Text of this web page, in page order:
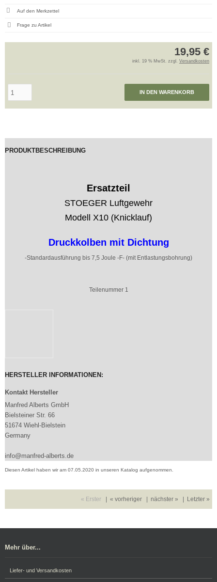
19,95 €
inkl. 19 % MwSt. zzgl. Versandkosten
IN DEN WARENKORB
Frage zu Artikel
PRODUKTBESCHREIBUNG
Ersatzteil
STOEGER Luftgewehr
Modell X10 (Knicklauf)
Druckkolben mit Dichtung
-Standardausführung bis 7,5 Joule -F- (mit Entlastungsbohrung)
Teilenummer 1
HERSTELLER INFORMATIONEN:
Kontakt Hersteller
Manfred Alberts GmbH
Bielsteiner Str. 66
51674 Wiehl-Bielstein
Germany
info@manfred-alberts.de
Diesen Artikel haben wir am 07.05.2020 in unseren Katalog aufgenommen.
« Erster | « vorheriger | nächster » | Letzter »
Mehr über...
Liefer- und Versandkosten